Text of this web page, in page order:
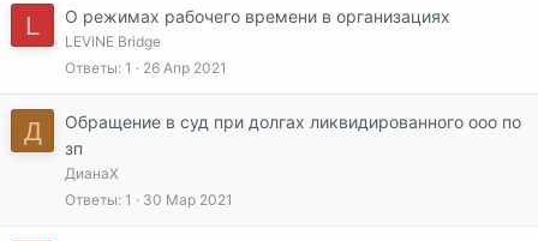
L О режимах рабочего времени в организациях
LEVINE Bridge
Ответы 1 26 Апр 2021
Д
Обращение в суд при долгах ликвидированного ооо по
зп
ДианаХ
Ответы 1 30 Мар 2021